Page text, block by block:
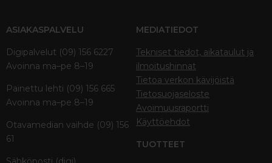
ASIAKASPALVELU
Digipalvelut (09) 156 6227
Avoinna ma–pe 8–19
Painettu lehti (09) 156 665
Avoinna ma–pe 8–19
Otavamedian vaihde (09) 156
61
MEDIATIEDOT
Tekniset tiedot, aikataulut ja
ilmoitushinnat
Tietoa verkon kävijöistä
Tietosuojaseloste
Avoimuusraportti
Käyttöehdot
TUOTTEET